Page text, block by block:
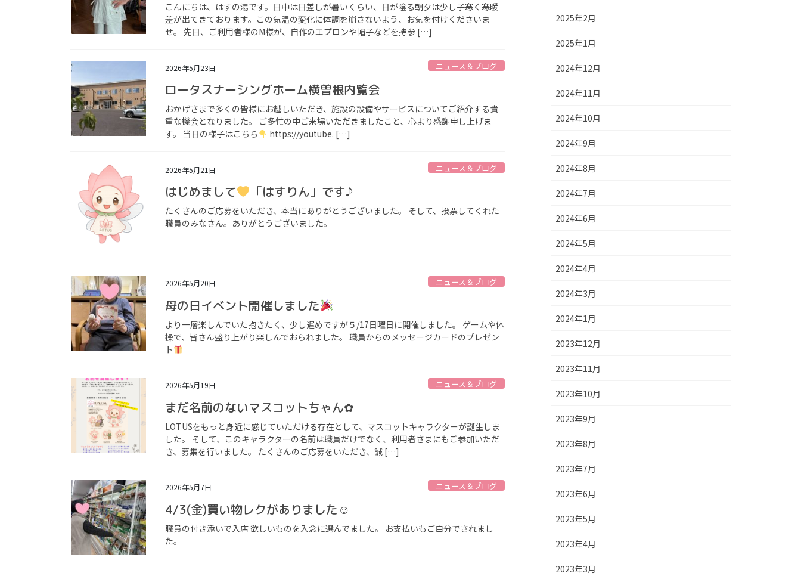
こんにちは、はすの湯です。日中は日差しが暑いくらい、日が陰る朝夕は少し子寒く寒暖
差が出てきております。この気温の変化に体調を崩さないよう、お気を付けくださいま
せ。 先日、ご利用者様のM様が、自作のエプロンや帽子などを持参 […]
2026年5月23日 ニュース＆ブログ
ロータスナーシングホーム横曽根内覧会
おかげさまで多くの皆様にお越しいただき、施設の設備やサービスについてご紹介する貴
重な機会となりました。 ご多忙の中ご来場いただきましたこと、心より感謝申し上げま
す。 当日の様子はこちら
https://youtube. […]
2026年5月21日 ニュース＆ブログ
はじめまして 「はすりん」です♪
たくさんのご応募をいただき、本当にありがとうございました。 そして、投票してくれた
職員のみなさん。ありがとうございました。
2026年5月20日 ニュース＆ブログ
母の日イベント開催しました
より一層楽しんでいた抱きたく、少し遅めですが５/17日曜日に開催しました。 ゲームや体
操で、皆さん盛り上がり楽しんでおられました。 職員からのメッセージカードのプレゼン
ト
2026年5月19日 ニュース＆ブログ
まだ名前のないマスコットちゃん✿
LOTUSをもっと身近に感じていただける存在として、マスコットキャラクターが誕生しま
した。 そして、このキャラクターの名前は職員だけでなく、利用者さまにもご参加いただ
き、募集を行いました。 たくさんのご応募をいただき、誠 […]
2026年5月7日 ニュース＆ブログ
4/3(金)買い物レクがありました☺
職員の付き添いで入店 欲しいものを入念に選んでました。 お支払いもご自分でされまし
た。
投
稿
の
2025年2月
2025年1月
2024年12月
2024年11月
2024年10月
2024年9月
2024年8月
2024年7月
2024年6月
2024年5月
2024年4月
2024年3月
2024年1月
2023年12月
2023年11月
2023年10月
2023年9月
2023年8月
2023年7月
2023年6月
2023年5月
2023年4月
2023年3月